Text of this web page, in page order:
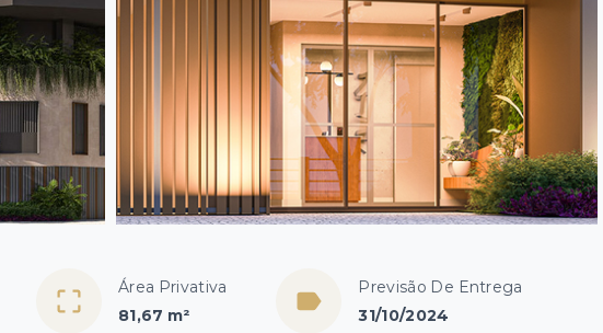
Área Privativa
81,67 m²
Previsão De Entrega
31/10/2024